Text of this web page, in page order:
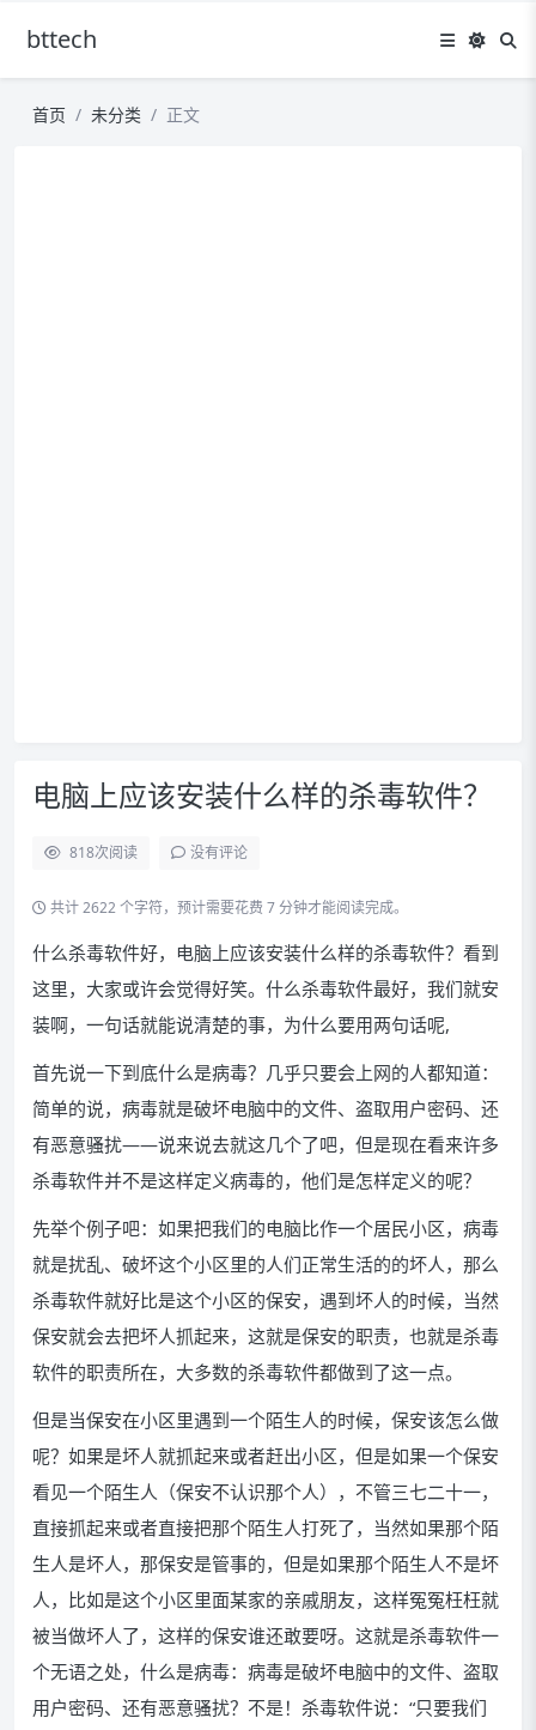
bttech
首页 未分类 正文
电脑上应该安装什么样的杀毒软件？
818次阅读 没有评论
共计 2622 个字符，预计需要花费 7 分钟才能阅读完成。
什么杀毒软件好，电脑上应该安装什么样的杀毒软件？看到
这里，大家或许会觉得好笑。什么杀毒软件最好，我们就安
装啊，一句话就能说清楚的事，为什么要用两句话呢,
首先说一下到底什么是病毒？几乎只要会上网的人都知道：
简单的说，病毒就是破坏电脑中的文件、盗取用户密码、还
有恶意骚扰——说来说去就这几个了吧，但是现在看来许多
杀毒软件并不是这样定义病毒的，他们是怎样定义的呢？
先举个例子吧：如果把我们的电脑比作一个居民小区，病毒
就是扰乱、破坏这个小区里的人们正常生活的的坏人，那么
杀毒软件就好比是这个小区的保安，遇到坏人的时候，当然
保安就会去把坏人抓起来，这就是保安的职责，也就是杀毒
软件的职责所在，大多数的杀毒软件都做到了这一点。
但是当保安在小区里遇到一个陌生人的时候，保安该怎么做
呢？如果是坏人就抓起来或者赶出小区，但是如果一个保安
看见一个陌生人（保安不认识那个人），不管三七二十一，
直接抓起来或者直接把那个陌生人打死了，当然如果那个陌
生人是坏人，那保安是管事的，但是如果那个陌生人不是坏
人，比如是这个小区里面某家的亲戚朋友，这样冤冤枉枉就
被当做坏人了，这样的保安谁还敢要呀。这就是杀毒软件一
个无语之处，什么是病毒：病毒是破坏电脑中的文件、盗取
用户密码、还有恶意骚扰？不是！杀毒软件说：“只要我们